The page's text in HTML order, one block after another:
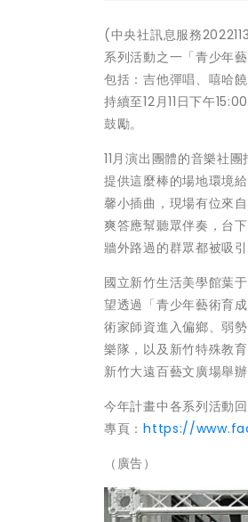
(中央社訊息服務
系列活動之一「青少年
包括：吉他彈唱、嘻哈
持續至12月11日下午
鼓勵。
11月演出團體的音樂社
提供這麼棒的場地環境
馨小插曲，現場有位來
爽答應幫聽眾伴奏，台
牆外路過的群眾都被吸引
國立新竹生活美學館葉
望透過「青少年藝術育
術家師資進入偏鄉、弱
樂隊，以及新竹特殊教
新竹大遠百藝文廣場舉
今年計畫中各系列活動
專頁：https://
（廣告）